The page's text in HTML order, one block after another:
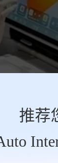
推荐
配液晶仪表，
座舱、乾崑智